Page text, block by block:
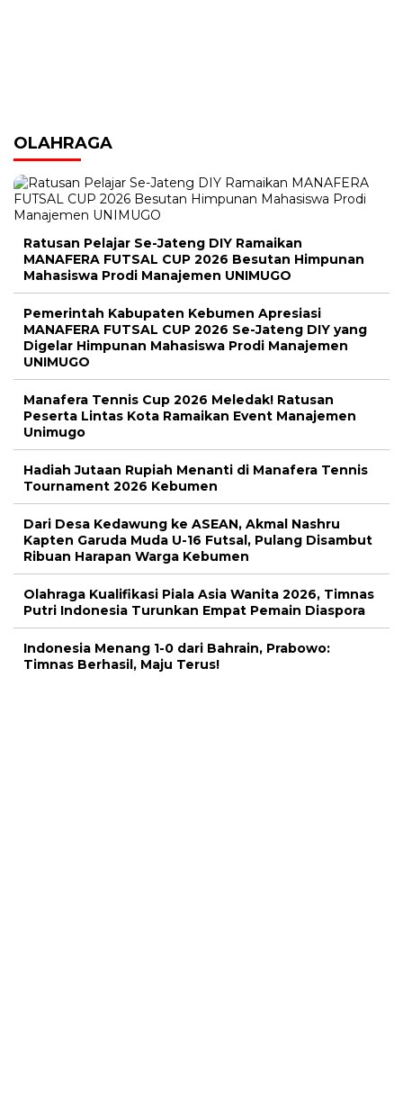
OLAHRAGA
Ratusan Pelajar Se-Jateng DIY Ramaikan
MANAFERA FUTSAL CUP 2026 Besutan Himpunan
Mahasiswa Prodi Manajemen UNIMUGO
Pemerintah Kabupaten Kebumen Apresiasi
MANAFERA FUTSAL CUP 2026 Se-Jateng DIY yang
Digelar Himpunan Mahasiswa Prodi Manajemen
UNIMUGO
Manafera Tennis Cup 2026 Meledak! Ratusan
Peserta Lintas Kota Ramaikan Event Manajemen
Unimugo
Hadiah Jutaan Rupiah Menanti di Manafera Tennis
Tournament 2026 Kebumen
Dari Desa Kedawung ke ASEAN, Akmal Nashru
Kapten Garuda Muda U-16 Futsal, Pulang Disambut
Ribuan Harapan Warga Kebumen
Olahraga Kualifikasi Piala Asia Wanita 2026, Timnas
Putri Indonesia Turunkan Empat Pemain Diaspora
Indonesia Menang 1-0 dari Bahrain, Prabowo:
Timnas Berhasil, Maju Terus!